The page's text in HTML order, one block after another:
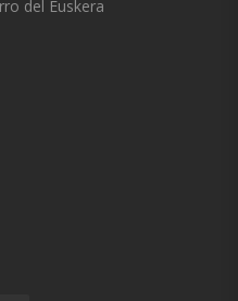
del Euskera